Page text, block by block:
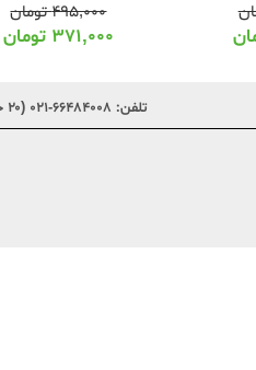
۴۹۵,۰۰۰تومان
۳۷۱,۰۰۰ تومان
تلفن: ۶۶۴۸۴۰۰۸-۰۲۱ (۲۰ خط)